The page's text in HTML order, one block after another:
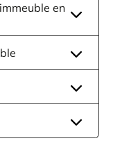
en